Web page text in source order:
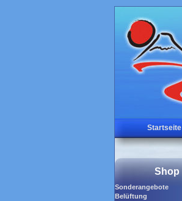
Startseite
Shop
Sonderangebote
Belüftung